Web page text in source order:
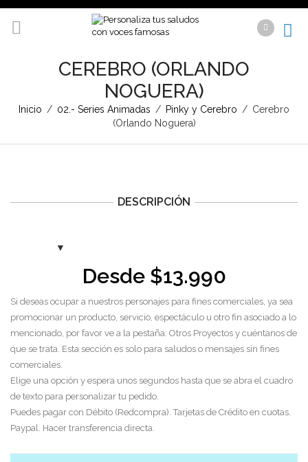
CEREBRO (ORLANDO
NOGUERA)
Inicio / 02.- Series Animadas / Pinky y Cerebro / Cerebro
(Orlando Noguera)
DESCRIPCIÓN
Desde $13.990
Si deseas ocupar a nuestros personajes para fines comerciales, ya sea
promocionar un producto, servicio, espectáculo u otro fin asociado a lo
mencionado, por favor ve a la pestaña: Otros Proyectos y cuéntanos de
que se trata. Esta sección es solo para saludos o mensajes sin fines
comerciales.
Elige una opción y espera unos segundos hasta que se abra el cuadro
de texto para personalizar tu pedido.
Puedes pagar con Débito (Redcompra). Tarjetas de Crédito en cuotas.
Paypal. Hacer transferencia directa.